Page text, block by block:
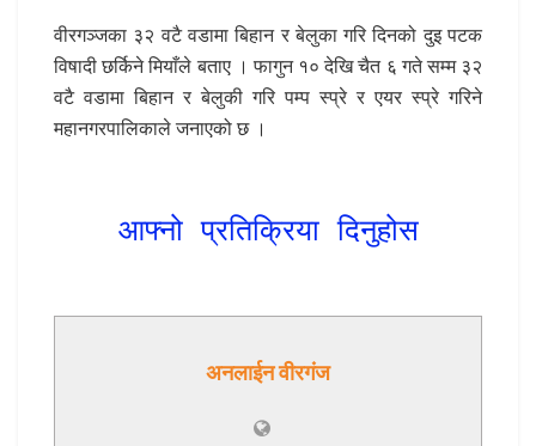
वीरगञ्जका ३२ वटै वडामा बिहान र बेलुका गरि दिनको दुइ पटक
विषादी छर्किने मियाँले बताए । फागुन १० देखि चैत ६ गते सम्म ३२
वटै वडामा बिहान र बेलुकी गरि पम्प स्प्रे र एयर स्प्रे गरिने
महानगरपालिकाले जनाएको छ ।
आफ्नो प्रतिक्रिया दिनुहोस
अनलाईन वीरगंज